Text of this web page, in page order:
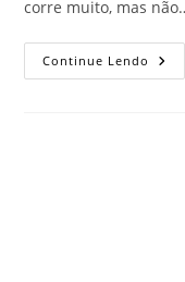
corre muito, mas
Continue Lendo